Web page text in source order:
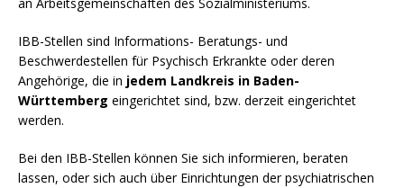
IBB-Stellen sind Informations- Beratungs- und
Beschwerdestellen für Psychisch Erkrankte oder deren
Angehörige, die in jedem Landkreis in Baden-
Württemberg eingerichtet sind, bzw. derzeit eingerichtet
werden.
Bei den IBB-Stellen können Sie sich informieren, beraten
lassen, oder sich auch über Einrichtungen der psychiatrischen